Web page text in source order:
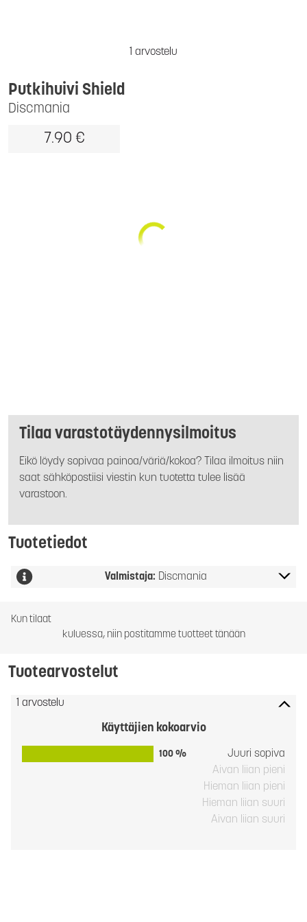
1 arvostelu
Discmania
Putkihuivi Shield
7.90 €
Tilaa varastotäydennysilmoitus
Eikö löydy sopivaa painoa/väriä/kokoa? Tilaa ilmoitus niin
saat sähköpostiisi viestin kun tuotetta tulee lisää
varastoon.
Tuotetiedot
Valmistaja: Discmania
Kun tilaat
kuluessa, niin postitamme tuotteet tänään
Tuotearvostelut
1 arvostelu
Käyttäjien kokoarvio
100 %
Juuri sopiva
Aivan liian pieni
Hieman liian pieni
Hieman liian suuri
Aivan liian suuri